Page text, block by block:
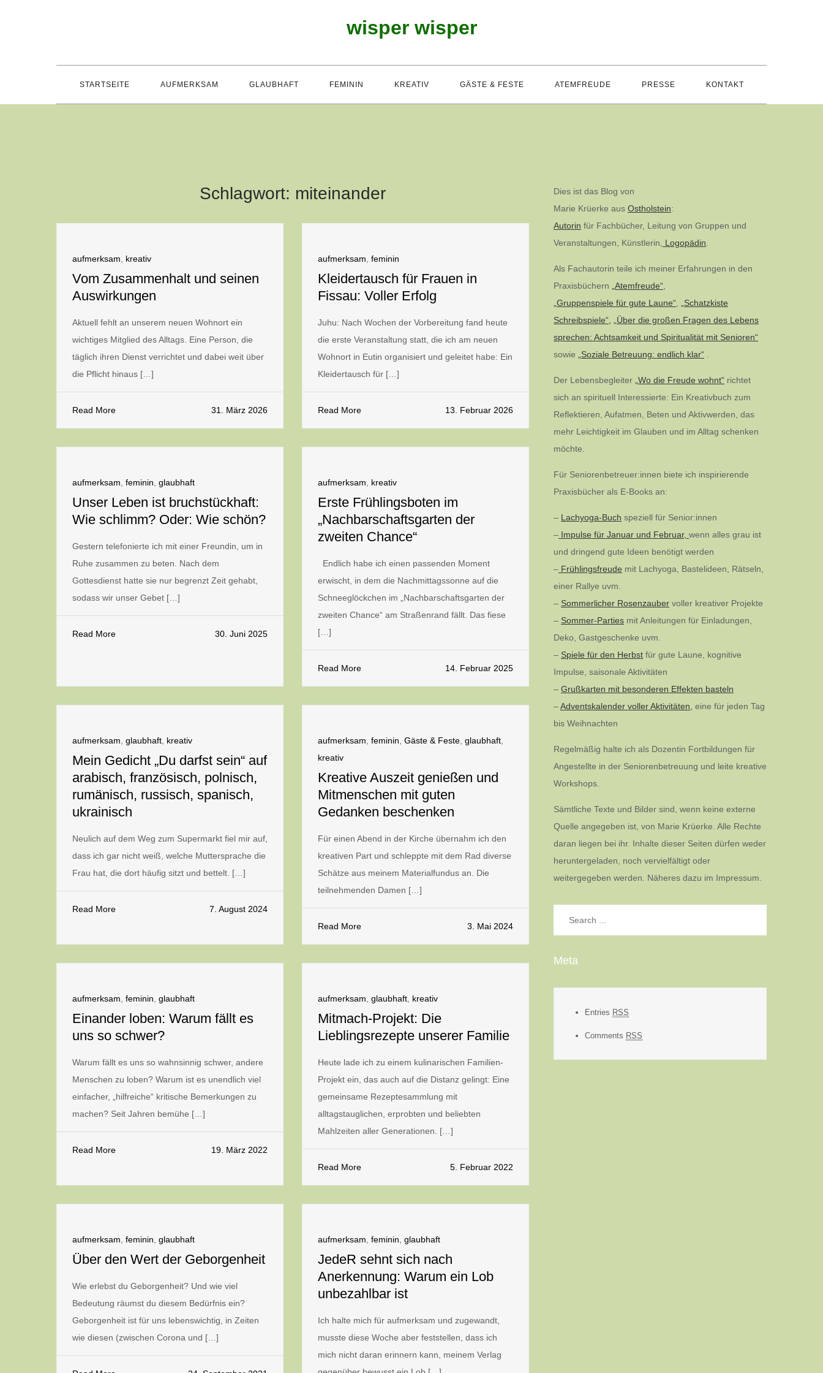
wisper wisper
STARTSEITE AUFMERKSAM GLAUBHAFT FEMININ KREATIV GÄSTE & FESTE ATEMFREUDE PRESSE KONTAKT
Schlagwort: miteinander
aufmerksam kreativ
Vom Zusammenhalt und seinen
Auswirkungen
Aktuell fehlt an unserem neuen Wohnort ein
wichtiges Mitglied des Alltags. Eine Person, die
täglich ihren Dienst verrichtet und dabei weit über
die Pflicht hinaus […]
Read More 31. März 2026
aufmerksam feminin
Kleidertausch für Frauen in
Fissau: Voller Erfolg
Juhu: Nach Wochen der Vorbereitung fand heute
die erste Veranstaltung statt, die ich am neuen
Wohnort in Eutin organisiert und geleitet habe: Ein
Kleidertausch für […]
Read More 13. Februar 2026
aufmerksam feminin glaubhaft
Unser Leben ist bruchstückhaft:
Wie schlimm? Oder: Wie schön?
Gestern telefonierte ich mit einer Freundin, um in
Ruhe zusammen zu beten. Nach dem
Gottesdienst hatte sie nur begrenzt Zeit gehabt,
sodass wir unser Gebet […]
Read More 30. Juni 2025
aufmerksam kreativ
Erste Frühlingsboten im
„Nachbarschaftsgarten der
zweiten Chance“
Endlich habe ich einen passenden Moment
erwischt, in dem die Nachmittagssonne auf die
Schneeglöckchen im „Nachbarschaftsgarten der
zweiten Chance“ am Straßenrand fällt. Das fiese
[…]
Read More 14. Februar 2025
aufmerksam glaubhaft kreativ
Mein Gedicht „Du darfst sein“ auf
arabisch, französisch, polnisch,
rumänisch, russisch, spanisch,
ukrainisch
Neulich auf dem Weg zum Supermarkt fiel mir auf,
dass ich gar nicht weiß, welche Muttersprache die
Frau hat, die dort häufig sitzt und bettelt. […]
Read More 7. August 2024
aufmerksam feminin Gäste & Feste glaubhaft
kreativ
Kreative Auszeit genießen und
Mitmenschen mit guten
Gedanken beschenken
Für einen Abend in der Kirche übernahm ich den
kreativen Part und schleppte mit dem Rad diverse
Schätze aus meinem Materialfundus an. Die
teilnehmenden Damen […]
Read More 3. Mai 2024
aufmerksam feminin glaubhaft
Einander loben: Warum fällt es
uns so schwer?
Warum fällt es uns so wahnsinnig schwer, andere
Menschen zu loben? Warum ist es unendlich viel
einfacher, „hilfreiche“ kritische Bemerkungen zu
machen? Seit Jahren bemühe […]
Read More 19. März 2022
aufmerksam glaubhaft kreativ
Mitmach-Projekt: Die
Lieblingsrezepte unserer Familie
Heute lade ich zu einem kulinarischen Familien-
Projekt ein, das auch auf die Distanz gelingt: Eine
gemeinsame Rezeptesammlung mit
alltagstauglichen, erprobten und beliebten
Mahlzeiten aller Generationen. […]
Read More 5. Februar 2022
aufmerksam feminin glaubhaft
Über den Wert der Geborgenheit
Wie erlebst du Geborgenheit? Und wie viel
Bedeutung räumst du diesem Bedürfnis ein?
Geborgenheit ist für uns lebenswichtig, in Zeiten
wie diesen (zwischen Corona und […]
aufmerksam feminin glaubhaft
JedeR sehnt sich nach
Anerkennung: Warum ein Lob
unbezahlbar ist
Ich halte mich für aufmerksam und zugewandt,
musste diese Woche aber feststellen, dass ich
mich nicht daran erinnern kann, meinem Verlag
Dies ist das Blog von
Marie Krüerke aus Ostholstein:
Autorin für Fachbücher, Leitung von Gruppen und
Veranstaltungen, Künstlerin,
Logopädin
Als Fachautorin teile ich meiner Erfahrungen in den
Praxisbüchern
„Atemfreude“
„Gruppenspiele für gute Laune“
„Schatzkiste
Schreibspiele“,
„Über die großen Fragen des Lebens
sprechen: Achtsamkeit und Spiritualität mit Senioren“
sowie
„Soziale Betreuung: endlich klar“
Der Lebensbegleiter „Wo die Freude wohnt“ richtet
sich an spirituell Interessierte: Ein Kreativbuch zum
Reflektieren, Aufatmen, Beten und Aktivwerden, das
mehr Leichtigkeit im Glauben und im Alltag schenken
möchte.
Für Seniorenbetreuer:innen biete ich inspirierende
Praxisbücher als E-Books an:
– Lachyoga-Buch speziell für Senior:innen
– Impulse für Januar und Februar, wenn alles grau ist
und dringend gute Ideen benötigt werden
– Frühlingsfreude mit Lachyoga, Bastelideen, Rätseln,
einer Rallye uvm.
– Sommerlicher Rosenzauber voller kreativer Projekte
– Sommer-Parties mit Anleitungen für Einladungen,
Deko, Gastgeschenke uvm.
– Spiele für den Herbst für gute Laune, kognitive
Impulse, saisonale Aktivitäten
– Grußkarten mit besonderen Effekten basteln
–Adventskalender voller Aktivitäten, eine für jeden Tag
bis Weihnachten
Regelmäßig halte ich als Dozentin Fortbildungen für
Angestellte in der Seniorenbetreuung und leite kreative
Workshops.
Sämtliche Texte und Bilder sind, wenn keine externe
Quelle angegeben ist, von Marie Krüerke. Alle Rechte
daran liegen bei ihr. Inhalte dieser Seiten dürfen weder
heruntergeladen, noch vervielfältigt oder
weitergegeben werden. Näheres dazu im Impressum.
Meta
Entries RSS
Comments RSS